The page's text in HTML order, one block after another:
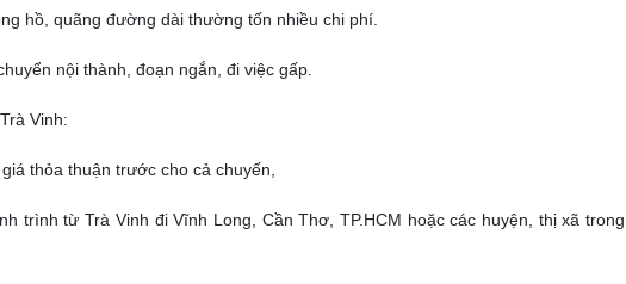
hồ, quãng đường dài thường tốn nhiều chi phí.
nội thành, đoạn ngắn, đi việc gấp.
Vinh:
thỏa thuận trước cho cả chuyến,
trình từ Trà Vinh đi Vĩnh Long, Cần Thơ, TP.HCM hoặc các huyện, thị xã trong